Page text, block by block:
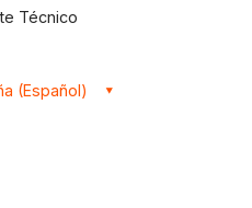
Técnico
(Español)